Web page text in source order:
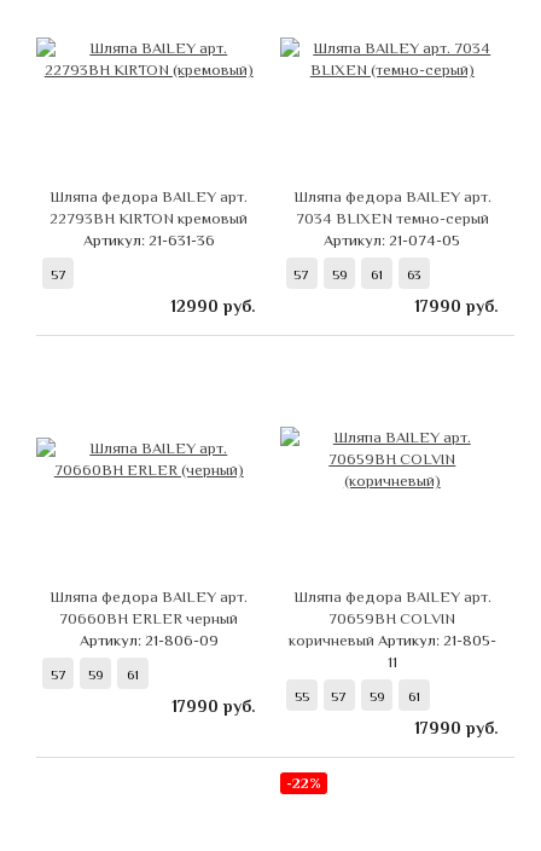
Шляпа федора BAILEY арт.
22793BH KIRTON кремовый
Артикул: 21-631-36
57
12990 руб.
Шляпа федора BAILEY арт.
7034 BLIXEN темно-серый
Артикул: 21-074-05
57 59 61 63
17990 руб.
Шляпа федора BAILEY арт.
70660BH ERLER черный
Артикул: 21-806-09
57 59 61
17990 руб.
Шляпа федора BAILEY арт.
70659BH COLVIN
коричневый Артикул: 21-805-
11
55 57 59 61
17990 руб.
-22%